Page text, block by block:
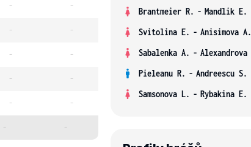
- -
- -
- -
- -
- -
- -
Brantmeier R. - Mandlik E.
Svitolina E. - Anisimova A.
Sabalenka A. -
Pieleanu R. - Andreescu S.
Samsonova L. - Rybakina E.